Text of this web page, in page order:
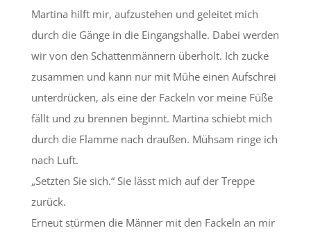
Martina hilft mir, aufzustehen und geleitet mich
durch die Gänge in die Eingangshalle. Dabei werden
wir von den Schattenmännern überholt. Ich zucke
zusammen und kann nur mit Mühe einen Aufschrei
unterdrücken, als eine der Fackeln vor meine Füße
fällt und zu brennen beginnt. Martina schiebt mich
durch die Flamme nach draußen. Mühsam ringe ich
nach Luft.
„Setzten Sie sich.“ Sie lässt mich auf der Treppe
zurück.
Erneut stürmen die Männer mit den Fackeln an mir